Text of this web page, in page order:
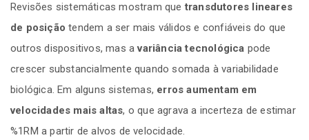
Revisões sistemáticas mostram quetransdutores lineares
de posição tendem a ser mais válidos e confiáveis do que
outros dispositivos, mas avariância tecnológica pode
crescer substancialmente quando somada à variabilidade
biológica. Em alguns sistemas, erros aumentam em
velocidades mais altas, o que agrava a incerteza de estimar
%1RM a partir de alvos de velocidade.